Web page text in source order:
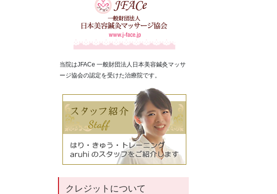
当院はJFACe 一般財団法人日本美容鍼灸マッサ
ージ協会の認定を受けた治療院です。
クレジットについて